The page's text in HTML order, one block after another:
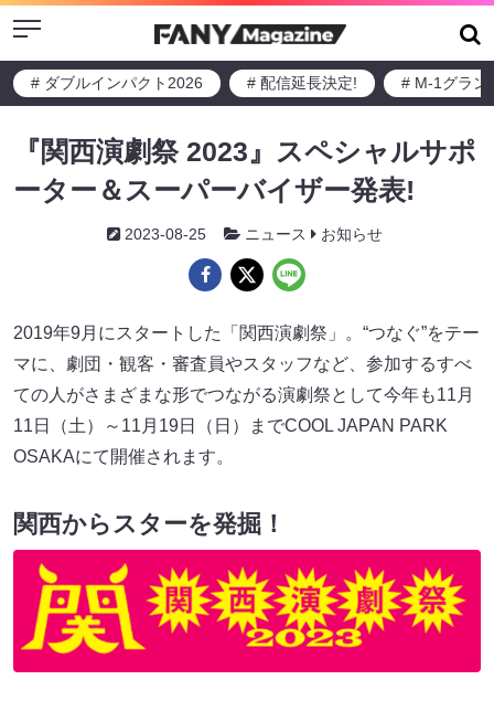
Menu
# ダブルインパクト2026 # 配信延長決定! # M-1グラン
『関西演劇祭 2023』スペシャルサポ
ーター＆スーパーバイザー発表!
2023-08-25 ニュース お知らせ
2019年9月にスタートした「関西演劇祭」。“つなぐ”をテー
マに、劇団・観客・審査員やスタッフなど、参加するすべ
ての人がさまざまな形でつながる演劇祭として今年も11月
11日（土）～11月19日（日）までCOOL JAPAN PARK
OSAKAにて開催されます。
関西からスターを発掘！